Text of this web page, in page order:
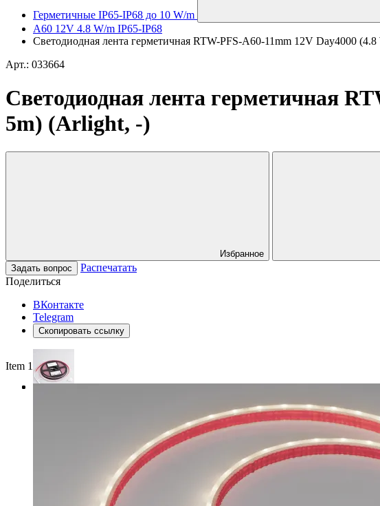
Герметичные IP65-IP68 до 10 W/m
A60 12V 4.8 W/m IP65-IP68
Светодиодная лента герметичная RTW-PFS-A60-11mm 12V Day4000
Арт.: 033664
Светодиодная лента герметичная
5m) (Arlight, -)
Избранное
Задать вопрос
Распечатать
Поделиться
ВКонтакте
Telegram
Скопировать ссылку
Item 1 of 3